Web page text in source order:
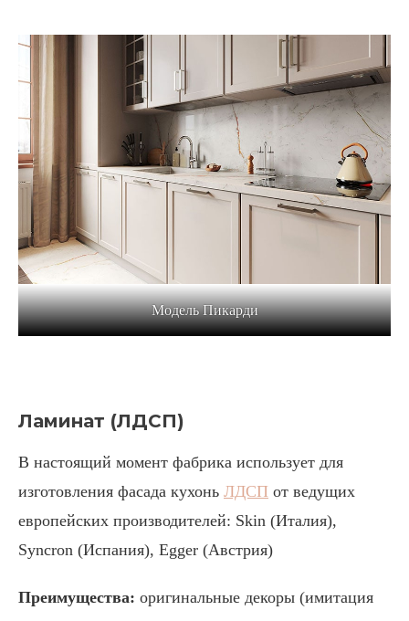
Модель Пикарди
Ламинат (ЛДСП)
В настоящий момент фабрика использует для
изготовления фасада кухонь ЛДСП от ведущих
европейских производителей: Skin (Италия),
Synсron (Испания), Egger (Австрия)
Преимущества: оригинальные декоры (имитация